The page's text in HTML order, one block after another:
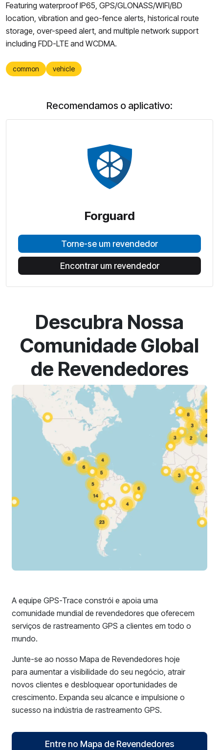
Featuring waterproof IP65, GPS/GLONASS/WIFI/BD
location, vibration and geo-fence alerts, historical route
storage, over-speed alert, and multiple network support
including FDD-LTE and WCDMA.
common vehicle
Recomendamos o aplicativo:
Forguard
Torne-se um revendedor
Encontrar um revendedor
Descubra Nossa
Comunidade Global
de Revendedores
A equipe GPS-Trace constrói e apoia uma
comunidade mundial de revendedores que oferecem
serviços de rastreamento GPS a clientes em todo o
mundo.
Junte-se ao nosso Mapa de Revendedores hoje
para aumentar a visibilidade do seu negócio, atrair
novos clientes e desbloquear oportunidades de
crescimento. Expanda seu alcance e impulsione o
sucesso na indústria de rastreamento GPS.
Entre no Mapa de Revendedores